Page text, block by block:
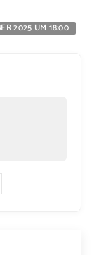
2025 UM 18:00